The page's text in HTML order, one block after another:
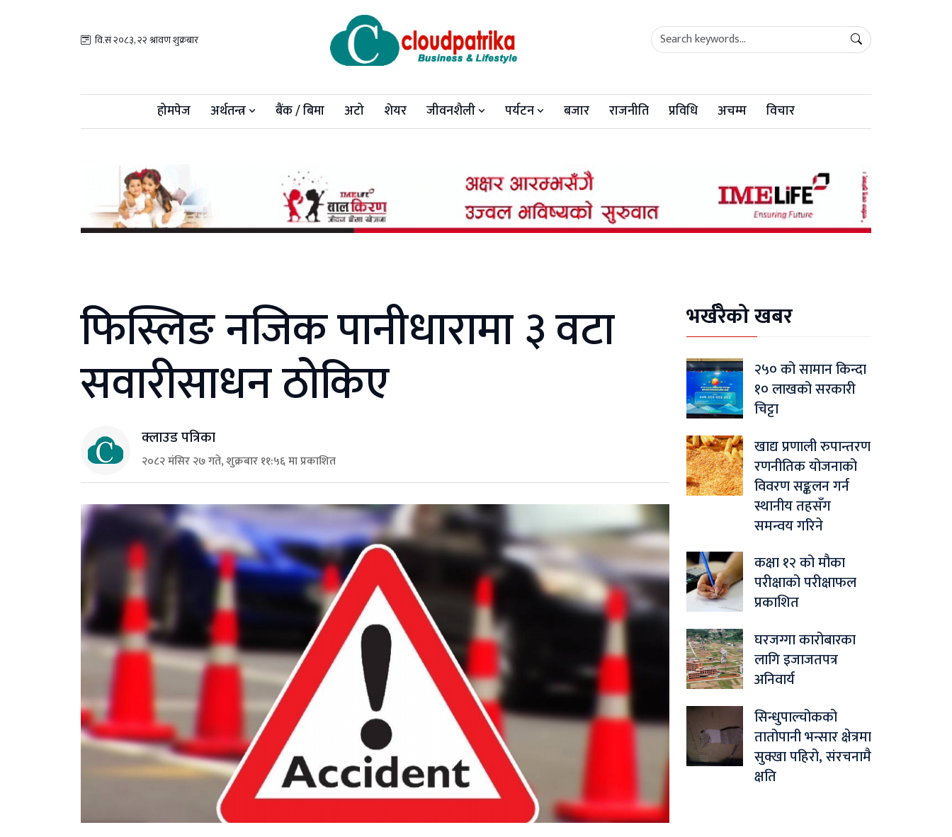
वि.सं २०८३, २२ श्रावण शुक्रबार
होमपेज अर्थतन्त्र बैंक / बिमा अटो शेयर जीवनशैली पर्यटन बजार राजनीति प्रविधि अचम्म विचार
फिस्लिङ नजिक पानीधारामा ३ वटा
सवारीसाधन ठोकिए
क्लाउड पत्रिका
२०८२ मंसिर २७ गते, शुक्रबार ११:५६ मा प्रकाशित
भर्खरैको खबर
२५० को सामान किन्दा
१० लाखको सरकारी
चिट्टा
खाद्य प्रणाली रुपान्तरण
रणनीतिक योजनाको
विवरण सङ्कलन गर्न
स्थानीय तहसँग
समन्वय गरिने
कक्षा १२ को मौका
परीक्षाको परीक्षाफल
प्रकाशित
घरजग्गा कारोबारका
लागि इजाजतपत्र
अनिवार्य
सिन्धुपाल्चोकको
तातोपानी भन्सार क्षेत्रमा
सुक्खा पहिरो, संरचनामै
क्षति